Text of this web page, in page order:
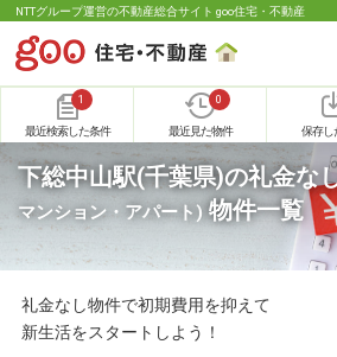
NTTグループ運営の不動産総合サイト goo住宅・不動産
1
最近検索した条件
0
最近見た物件 保存し
下総中山駅(千葉県)の礼金な
マンション・アパート) 物件一覧
礼金なし物件で初期費用を抑えて
新生活をスタートしよう！